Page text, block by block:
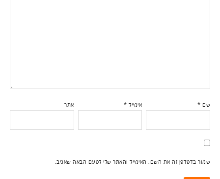
שם * אימייל * אתר
שמור בדפדפן זה את השם, האימייל והאתר שלי לפעם הבאה שאגיב.